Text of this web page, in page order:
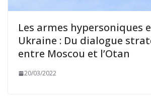
Les armes hypersoniques
Ukraine : Du dialogue
entre Moscou et l’Otan
20/03/2022